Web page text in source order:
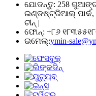
ଯୋଡନ୍ତୁ: 258
ଇଣ୍ଡଷ୍ଟ୍ରିଆଲ୍ ପାର୍କ,
ଚୀନ୍ |
ଫୋନ୍: +୮୬
ଇମେଲ୍:ymin-